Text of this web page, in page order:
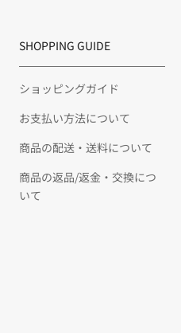
SHOPPING GUIDE
ショッピングガイド
お支払い方法について
商品の配送・送料について
商品の返品/返金・交換につ
いて